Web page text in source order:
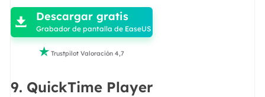
 Descargar gratis
Grabador de pantalla de EaseUS
 Trustpilot Valoración 4,7
9. QuickTime Player